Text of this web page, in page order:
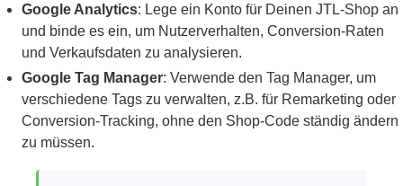
Google Analytics: Lege ein Konto für Deinen JTL-Shop an
und binde es ein, um Nutzerverhalten, Conversion-Raten
und Verkaufsdaten zu analysieren.
Google Tag Manager: Verwende den Tag Manager, um
verschiedene Tags zu verwalten, z.B. für Remarketing oder
Conversion-Tracking, ohne den Shop-Code ständig ändern
zu müssen.